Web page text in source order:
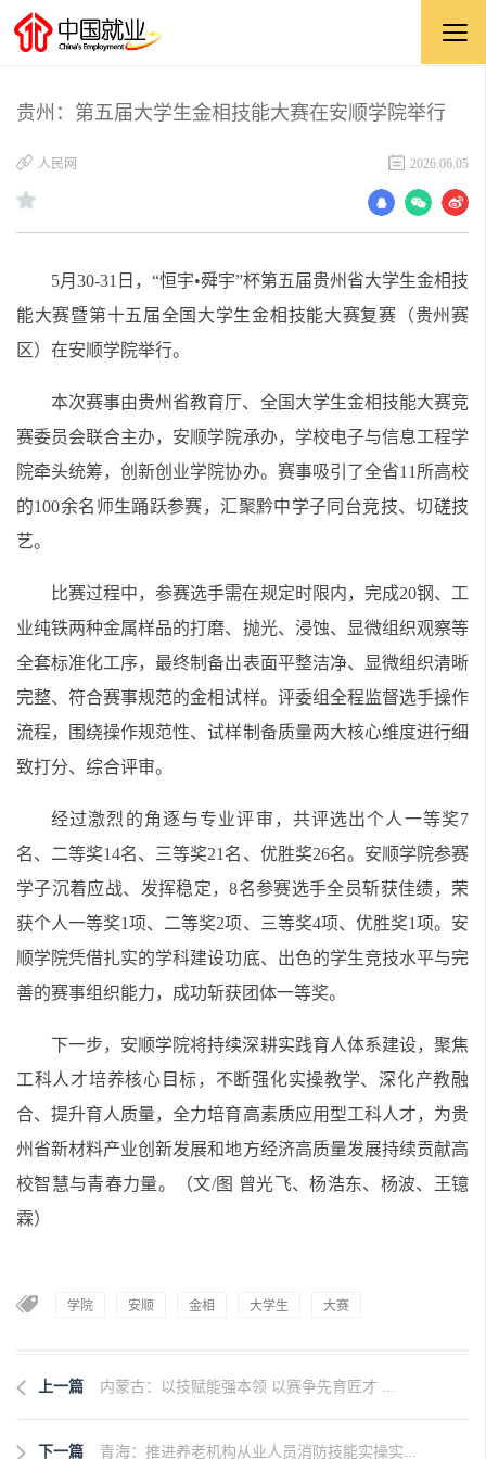
贵州：第五届大学生金相技能大赛在安顺学院举行
​人民网 2026.06.05
5月30-31日，“恒宇•舜宇”杯第五届贵州省大学生金相技
能大赛暨第十五届全国大学生金相技能大赛复赛（贵州赛
区）在安顺学院举行。
本次赛事由贵州省教育厅、全国大学生金相技能大赛竞
赛委员会联合主办，安顺学院承办，学校电子与信息工程学
院牵头统筹，创新创业学院协办。赛事吸引了全省11所高校
的100余名师生踊跃参赛，汇聚黔中学子同台竞技、切磋技
艺。
比赛过程中，参赛选手需在规定时限内，完成20钢、工
业纯铁两种金属样品的打磨、抛光、浸蚀、显微组织观察等
全套标准化工序，最终制备出表面平整洁净、显微组织清晰
完整、符合赛事规范的金相试样。评委组全程监督选手操作
流程，围绕操作规范性、试样制备质量两大核心维度进行细
致打分、综合评审。
经过激烈的角逐与专业评审，共评选出个人一等奖7
名、二等奖14名、三等奖21名、优胜奖26名。安顺学院参赛
学子沉着应战、发挥稳定，8名参赛选手全员斩获佳绩，荣
获个人一等奖1项、二等奖2项、三等奖4项、优胜奖1项。安
顺学院凭借扎实的学科建设功底、出色的学生竞技水平与完
善的赛事组织能力，成功斩获团体一等奖。
下一步，安顺学院将持续深耕实践育人体系建设，聚焦
工科人才培养核心目标，不断强化实操教学、深化产教融
合、提升育人质量，全力培育高素质应用型工科人才，为贵
州省新材料产业创新发展和地方经济高质量发展持续贡献高
校智慧与青春力量。（文/图 曾光飞、杨浩东、杨波、王镱
霖）
学院 安顺 金相 大学生 大赛
上一篇 内蒙古：以技赋能强本领 以赛争先育匠才 ...
下一篇 青海：推进养老机构从业人员消防技能实操实...